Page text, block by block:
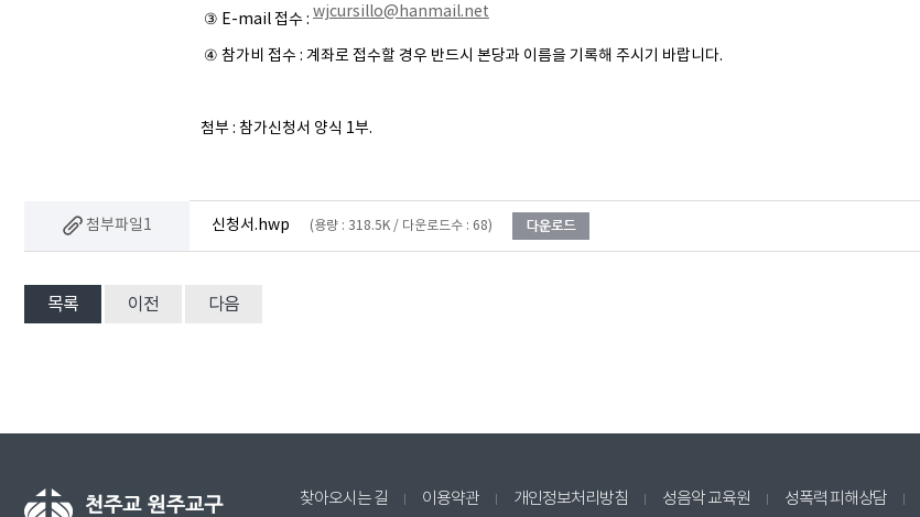
③ E-mail 접수 : wjcursillo@hanmail.net
④ 참가비 접수 : 계좌로 접수할 경우 반드시 본당과 이름을 기록해 주시기 바랍니다.
첨부 : 참가신청서 양식 1부.
첨부파일1 신청서.hwp (용량 : 318.5K / 다운로드수 : 68)
목록 이전 다음
찾아오시는 길 이용약관 개인정보처리방침 성음악 교육원 성폭력 피해상담